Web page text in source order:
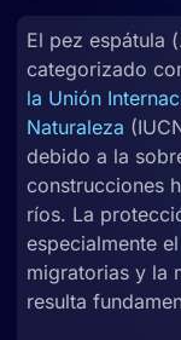
El pez espátula (
categorizado
la Unión
Naturaleza
debido a la
construcciones
ríos. La
especialmente
migratorias y la
resulta